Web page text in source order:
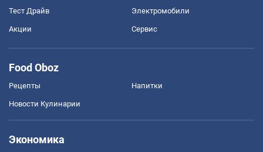
Тест Драйв Электромобили
Акции Сервис
Food Oboz
Рецепты Напитки
Новости Кулинарии
Экономика